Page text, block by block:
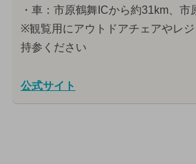
・車：市原鶴舞ICから約31km、市
※観覧用にアウトドアチェアやレ
持参ください
公式サイト